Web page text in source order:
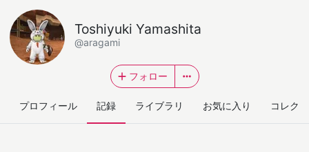
Toshiyuki Yamashita
@aragami
フォロー
プロフィール 記録 ライブラリ お気に入り コレク